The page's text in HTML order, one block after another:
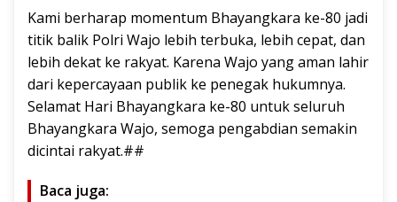
Kami berharap momentum Bhayangkara ke-80 jadi
titik balik Polri Wajo lebih terbuka, lebih cepat, dan
lebih dekat ke rakyat. Karena Wajo yang aman lahir
dari kepercayaan publik ke penegak hukumnya.
Selamat Hari Bhayangkara ke-80 untuk seluruh
Bhayangkara Wajo, semoga pengabdian semakin
dicintai rakyat.##
Baca juga: